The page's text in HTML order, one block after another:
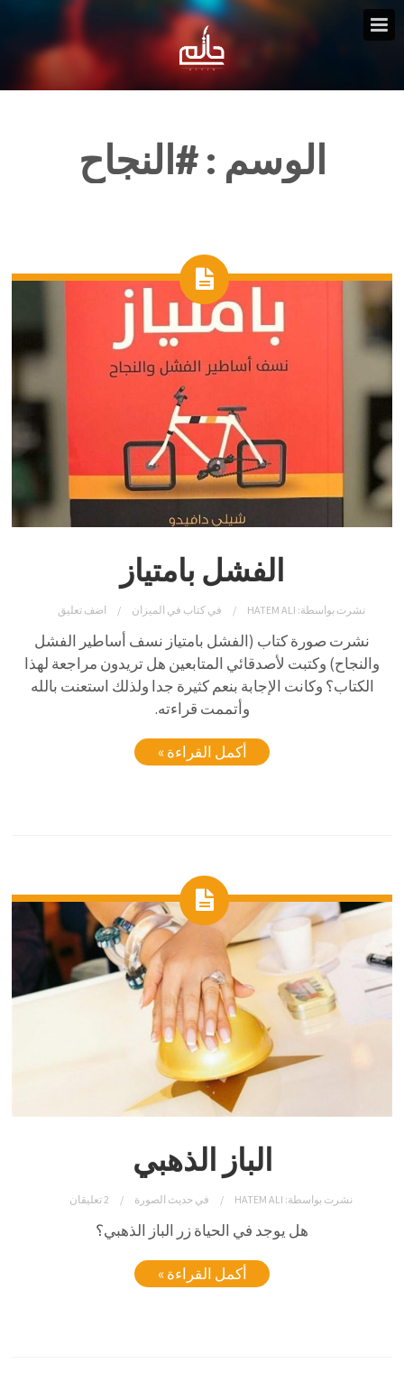
الوسم :#النجاح
الفشل بامتياز
نشرت بواسطة: HATEM ALI فيكتاب في الميزان اضف تعليق
نشرت صورة كتاب (الفشل بامتياز نسف أساطير الفشل
والنجاح) وكتبت لأصدقائي المتابعين هل تريدون مراجعة لهذا
الكتاب؟ وكانت الإجابة بنعم كثيرة جدا ولذلك استعنت بالله
وأتممت قراءته.
أكمل القراءة »
الباز الذهبي
نشرت بواسطة: HATEM ALI في حديث الصورة 2 تعليقان
هل يوجد في الحياة زر الباز الذهبي؟
أكمل القراءة »